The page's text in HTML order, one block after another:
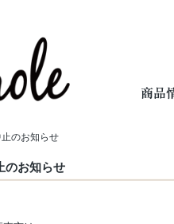
のお知らせ
のお知らせ